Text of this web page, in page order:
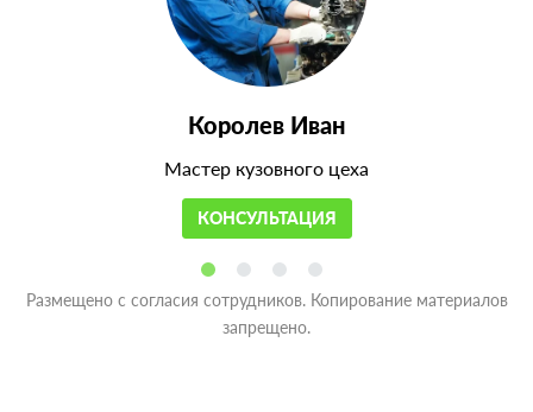
Королев Иван
Мастер кузовного цеха
КОНСУЛЬТАЦИЯ
Размещено с согласия сотрудников. Копирование материалов
запрещено.